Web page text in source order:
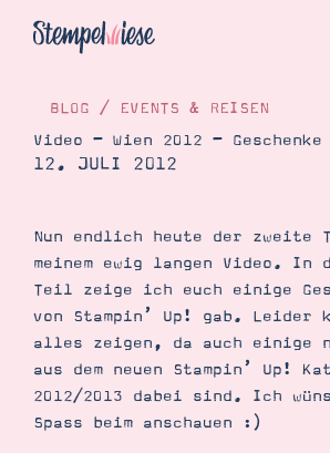
Katalog
Bestellen
Kontakt
BLOG / EVENTS & REISEN
Video – Wien 2012 – Geschenke
12. JULI 2012
Nun endlich heute der zweite
meinem ewig langen Video. In
Teil zeige ich euch einige
von Stampin’ Up! gab. Leider
alles zeigen, da auch einige
aus dem neuen Stampin’ Up!
2012/2013 dabei sind. Ich
Spass beim anschauen :)